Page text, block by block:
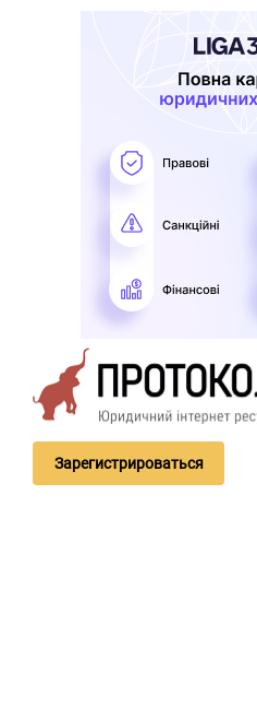
Зарегистрироваться